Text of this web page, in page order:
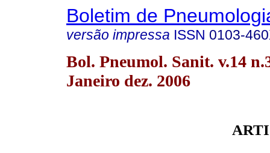
Boletim de
versão impressa ISSN 0103-
Bol. Pneumol. Sanit. v.14
Janeiro dez. 2006